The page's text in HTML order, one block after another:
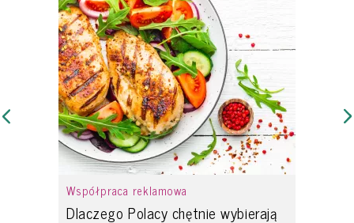
Współpraca reklamowa
Dlaczego Polacy chętnie wybierają